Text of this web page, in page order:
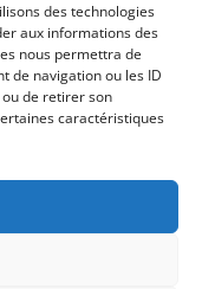
des technologies
aux informations des
nous permettra de
de navigation ou les ID
de retirer son
caractéristiques